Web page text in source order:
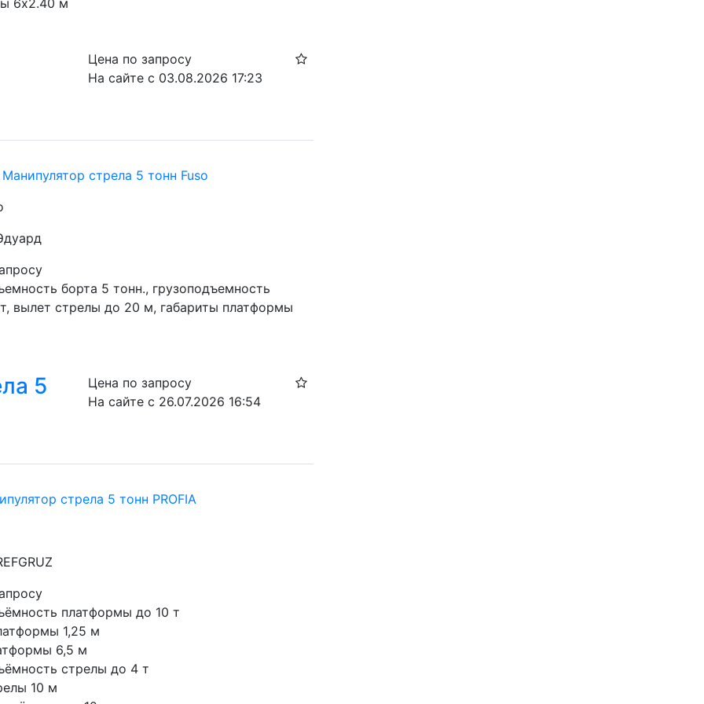
Цена по запросу
На сайте с 03.08.2026 17:23
стрела 5 тонн Fuso
борта 5 тонн., грузоподъемность
вылет стрелы до 20 м, габариты платформы
5
Цена по запросу
На сайте с 26.07.2026 16:54
стрела 5 тонн PROFIA
платформы до 10 т
1,25 м
6,5 м
стрелы до 4 т
10 м